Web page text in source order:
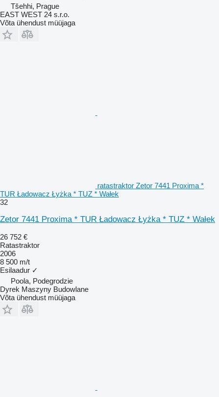
Tšehhi, Prague
EAST WEST 24 s.r.o.
Võta ühendust müüjaga
ratastraktor Zetor 7441 Proxima *
TUR Ładowacz Łyżka * TUZ * Wałek
32
Zetor 7441 Proxima * TUR Ładowacz Łyżka * TUZ * Wałek
26 752 €
Ratastraktor
2006
8 500 m/t
Esilaadur ✓
Poola, Podegrodzie
Dyrek Maszyny Budowlane
Võta ühendust müüjaga